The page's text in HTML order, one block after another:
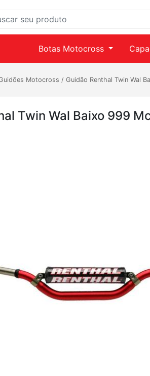
Botas Motocross
Motocross / Guidão Renthal Twin Wal
Twin Wal Baixo 999